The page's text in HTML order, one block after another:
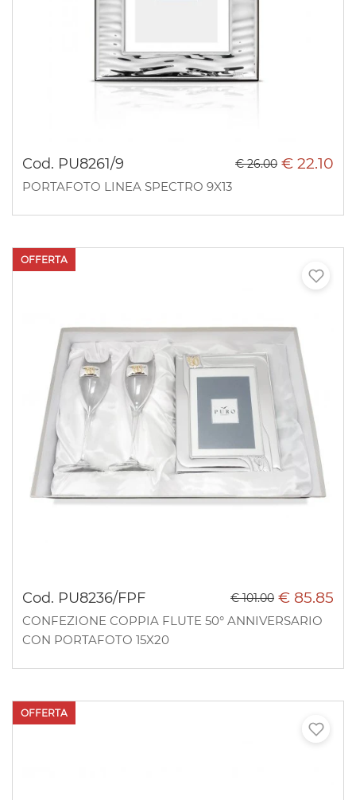
Cod. PU8261/9 € 22.10
€ 26.00
PORTAFOTO LINEA SPECTRO 9X13
Cod. PU8236/FPF € 85.85
€ 101.00
CONFEZIONE COPPIA FLUTE 50° ANNIVERSARIO
CON PORTAFOTO 15X20